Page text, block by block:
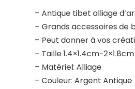
– Antique tibet alliage
– Grands accessoires de
– Peut donner à vos
– Taille 1.4×1.4cm-2×1.8cm
– Matériel: Alliage
– Couleur: Argent Antique